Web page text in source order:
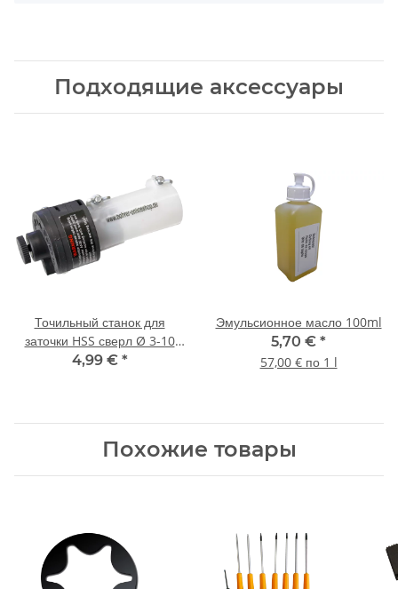
Подходящие аксессуары
Точильный станок для
заточки HSS сверл Ø 3-10
mm
4,99 € *
Эмульсионное масло 100ml
5,70 € *
57,00 € по 1 l
Похожие товары